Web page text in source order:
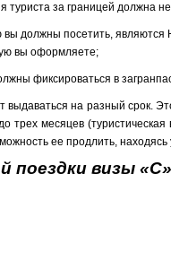
за границей должна
вы должны посетить, являются
вы оформляете;
фиксироваться в
выдаваться на разный срок.
трех месяцев
ее продлить,
поездки визы